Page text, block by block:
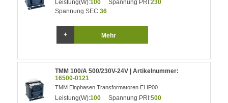
Leistung(W):100 Spannung PRI:230
Spannung SEC:36
Mehr
TMM 100/A 500/230V-24V | Artikelnummer:
16500-0121
TMM Einphasen Transformatoren EI IP00
Leistung(W):100 Spannung PRI:500